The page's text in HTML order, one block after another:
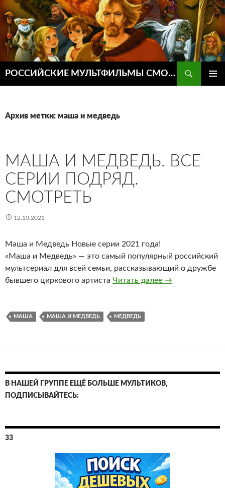
РОССИЙСКИЕ МУЛЬТФИЛЬМЫ СМОТРЕТЬ ОНЛАЙН
Архив метки: маша и медведь
МАША И МЕДВЕДЬ. ВСЕ
СЕРИИ ПОДРЯД.
СМОТРЕТЬ
12.10.2021
Маша и Медведь Новые серии 2021 года!
«Маша и Медведь» — это самый популярный российский
мультсериал для всей семьи, рассказывающий о дружбе
бывшего циркового артиста Читать далее Маша и
→
МАША МАША И МЕДВЕДЬ МЕДВЕДЬ
В НАШЕЙ ГРУППЕ ЕЩЁ БОЛЬШЕ МУЛЬТИКОВ,
ПОДПИСЫВАЙТЕСЬ:
33